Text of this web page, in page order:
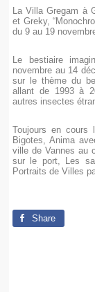
La Villa Gregam à
et Greky,
du 9 au 19
Le bestiaire
novembre au 14
sur le thème du
allant de 1993 à
autres insectes
Toujours en cours
Bigotes, Anima
ville de Vannes au
sur le port, Les
Portraits de Villes
Share